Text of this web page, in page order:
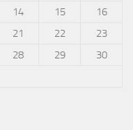
14 15
16
21 22
23
28 29
30